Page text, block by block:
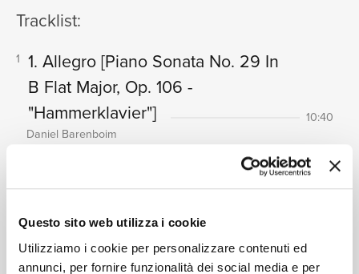
Questo sito web utilizza i cookie
Utilizziamo i cookie per personalizzare contenuti ed
annunci, per fornire funzionalità dei social media e per
Tracklist:
1 1. Allegro[Piano Sonata No. 29 In
B Flat Major, Op. 106 -
"Hammerklavier"]
10:40
Daniel Barenboim
2. Scherzo (Assai vivace - Presto -
Prestissimo - Tempo I)[Piano
Sonata No. 29 In B Flat Major, Op.
106 -"Hammerklavier"]
02:42
RICERCA
CHI
SIAMO